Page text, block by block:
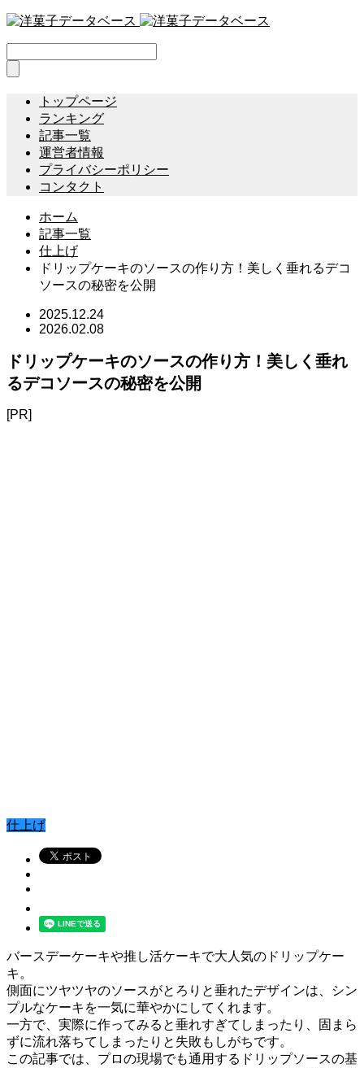
トップページ
ランキング
記事一覧
運営者情報
プライバシーポリシー
コンタクト
ホーム
記事一覧
仕上げ
ドリップケーキのソースの作り方！美しく垂れるデコ
ソースの秘密を公開
2025.12.24
2026.02.08
ドリップケーキのソースの作り方！美しく垂れ
るデコソースの秘密を公開
[PR]
仕上げ
バースデーケーキや推し活ケーキで大人気のドリップケー
キ。
側面にツヤツヤのソースがとろりと垂れたデザインは、シン
プルなケーキを一気に華やかにしてくれます。
一方で、実際に作ってみると垂れすぎてしまったり、固まら
ずに流れ落ちてしまったりと失敗もしがちです。
この記事では、プロの現場でも通用するドリップソースの基